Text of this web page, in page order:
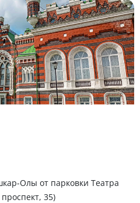
Еще 12 фото
Олы от парковки Театра
35)